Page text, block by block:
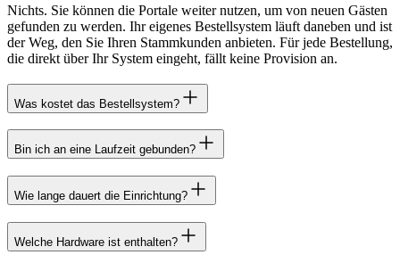
Nichts. Sie können die Portale weiter nutzen, um von neuen Gästen
gefunden zu werden. Ihr eigenes Bestellsystem läuft daneben und ist
der Weg, den Sie Ihren Stammkunden anbieten. Für jede Bestellung,
die direkt über Ihr System eingeht, fällt keine Provision an.
Was kostet das Bestellsystem?
Bin ich an eine Laufzeit gebunden?
Wie lange dauert die Einrichtung?
Welche Hardware ist enthalten?